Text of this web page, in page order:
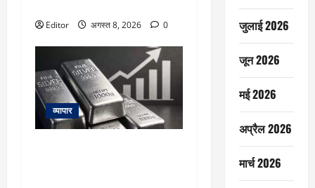
Editor अगस्त 8, 2026 0
व्यापार
जुलाई 2026
जून 2026
मई 2026
अप्रैल 2026
मार्च 2026